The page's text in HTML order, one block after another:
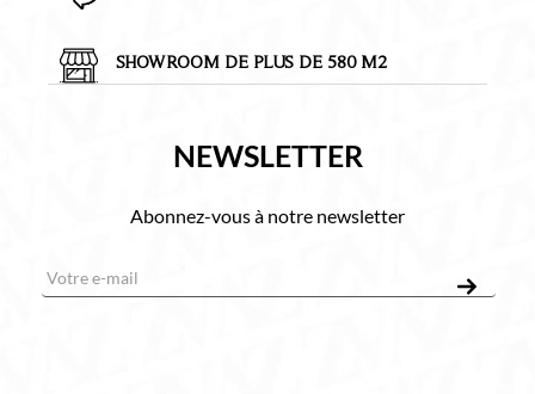
SHOWROOM DE PLUS DE 580 M2
NEWSLETTER
Abonnez-vous à notre newsletter